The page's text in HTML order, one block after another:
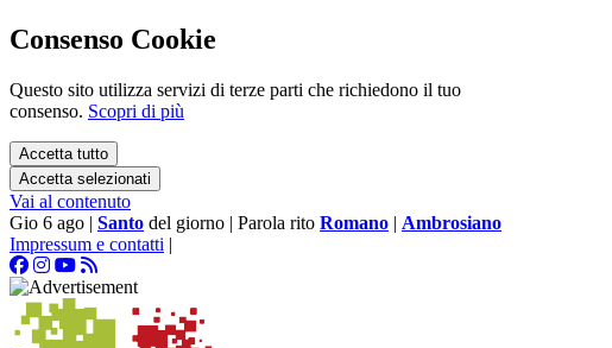
Consenso Cookie
Questo sito utilizza servizi di terze parti che richiedono il tuo
consenso. Scopri di più
Accetta tutto
Accetta selezionati
Vai al contenuto
Gio 6 ago | Santo del giorno | Parola rito Romano | Ambrosiano
Impressum e contatti |